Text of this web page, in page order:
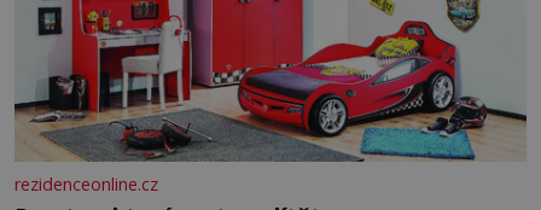
rezidenceonline.cz